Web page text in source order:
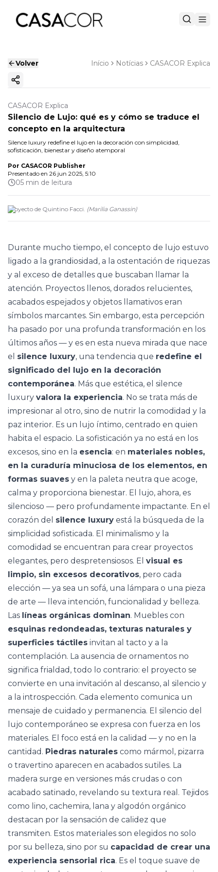
Volver Início Notícias CASACOR Explica
Copiar enlace
CASACOR Explica
Silencio de Lujo: qué es y cómo se traduce el
concepto en la arquitectura
Silence luxury redefine el lujo en la decoración con simplicidad,
sofisticación, bienestar y diseño atemporal
Por CASACOR Publisher
Presentado en 26 jun 2025, 5:10
05 min de leitura
Proyecto de Quintino Facci. (Marilia Ganassin)
Durante mucho tiempo, el concepto de lujo estuvo
ligado a la grandiosidad, a la ostentación de riquezas
y al exceso de detalles que buscaban llamar la
atención. Proyectos llenos, dorados relucientes,
acabados espejados y objetos llamativos eran
símbolos marcantes. Sin embargo, esta percepción
ha pasado por una profunda transformación en los
últimos años — y es en esta nueva mirada que nace
el silence luxury, una tendencia que redefine el
significado del lujo en la decoración
contemporánea. Más que estética, el silence
luxury valora la experiencia. No se trata más de
impresionar al otro, sino de nutrir la comodidad y la
paz interior. Es un lujo íntimo, centrado en quien
habita el espacio. La sofisticación ya no está en los
excesos, sino en la esencia: en materiales nobles,
en la curaduría minuciosa de los elementos, en
formas suaves y en la paleta neutra que acoge,
calma y proporciona bienestar. El lujo, ahora, es
silencioso — pero profundamente impactante. En el
corazón del silence luxury está la búsqueda de la
simplicidad sofisticada. El minimalismo y la
comodidad se encuentran para crear proyectos
elegantes, pero despretensiosos. El visual es
limpio, sin excesos decorativos, pero cada
elección — ya sea un sofá, una lámpara o una pieza
de arte — lleva intención, funcionalidad y belleza.
Las líneas orgánicas dominan. Muebles con
esquinas redondeadas, texturas naturales y
superficies táctiles invitan al tacto y a la
contemplación. La ausencia de ornamentos no
significa frialdad, todo lo contrario: el proyecto se
convierte en una invitación al descanso, al silencio y
a la introspección. Cada elemento comunica un
mensaje de cuidado y permanencia. El silencio del
lujo contemporáneo se expresa con fuerza en los
materiales. El foco está en la calidad — y no en la
cantidad. Piedras naturales como mármol , pizarra
o travertino aparecen en acabados sutiles. La
madera surge en versiones más crudas o con
acabado satinado, revelando su textura real. Tejidos
como lino, cachemira, lana y algodón orgánico
destacan por la sensación de calidez que
transmiten. Estos materiales son elegidos no solo
por su belleza, sino por su capacidad de crear una
experiencia sensorial rica. Es el toque suave de